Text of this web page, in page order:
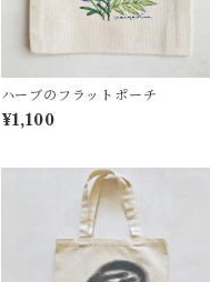
ハーブのフラットポーチ
¥1,100